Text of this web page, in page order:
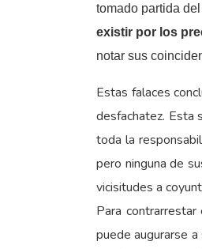
tomado partida
existir por los
notar sus
Estas falaces
desfachatez. Esta
toda la
pero ninguna de
vicisitudes a
Para
puede augurarse